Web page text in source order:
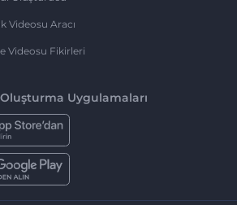
Videosu Aracı
Videosu Fikirleri
Uygulamaları